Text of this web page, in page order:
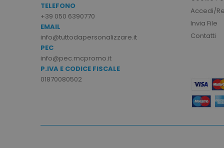
TELEFONO
+39 050 6390770
EMAIL
info@tuttodapersonalizzare.it
PEC
info@pec.mcpromo.it
P.IVA E CODICE FISCALE
01870080502
Accedi/
Invia File
Contatti
recently_viewed_product